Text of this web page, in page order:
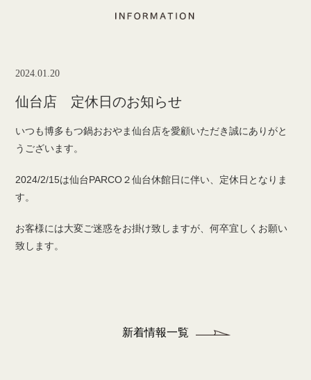
2024.01.20
仙台店 定休日のお知らせ
いつも博多もつ鍋おおやま仙台店を愛顧いただき誠にありがと
うございます。
2024/2/15は仙台PARCO２仙台休館日に伴い、定休日となりま
す。
お客様には大変ご迷惑をお掛け致しますが、何卒宜しくお願い
致します。
新着情報一覧